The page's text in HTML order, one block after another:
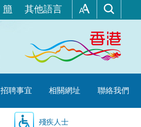
簡 其他語言
招聘事宜 相關網址 聯絡我們
殘疾人士